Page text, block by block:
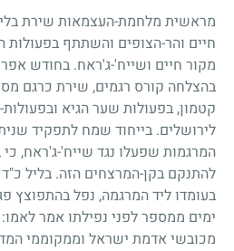
מראשית מלחמת-העצמאות שירת
חיים והר-הצופים והשתתף בפעולות
מקור חיים ושייח'-ג'ראח. בחודש
בהצלחה קורס רגמים, שירת כרגם
קטמון, בפעולות שער הגיא
לירושלים. בייחוד שמח לתפקיד
המרגמות שפעלו נגד שייח'-ג'ראח,
להתנקם בקן-המרצחים הזה. בליל
בעומדו ליד המרגמה, נפל בהתפוצץ
ימים ממספר לפני נפילתו אמר לאמו:
מכובשי אדמת ישראל וממקוממי